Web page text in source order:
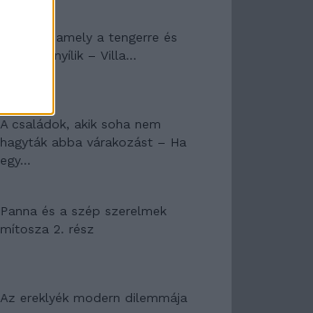
Egy ház, amely a tengerre és
a fényre nyílik – Villa...
A családok, akik soha nem
hagyták abba várakozást – Ha
egy...
Panna és a szép szerelmek
mítosza 2. rész
Az ereklyék modern dilemmája